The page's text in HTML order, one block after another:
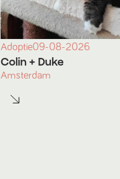
Adoptie09-08-2026
Colin + Duke
Amsterdam